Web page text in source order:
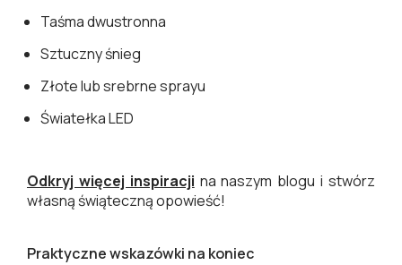
Taśma dwustronna
Sztuczny śnieg
Złote lub srebrne sprayu
Światełka LED
Odkryj więcej inspiracji na naszym blogu i stwórz
własną świąteczną opowieść!
Praktyczne wskazówki na koniec